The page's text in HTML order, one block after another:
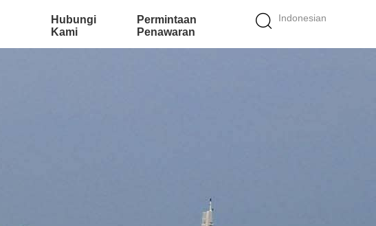
Indonesian
Hubungi
Kami
Permintaan
Penawaran